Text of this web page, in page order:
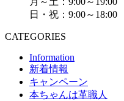
日・祝：9:00～18:00
CATEGORIES
Information
新着情報
キャンペーン
本ちゃんは革職人